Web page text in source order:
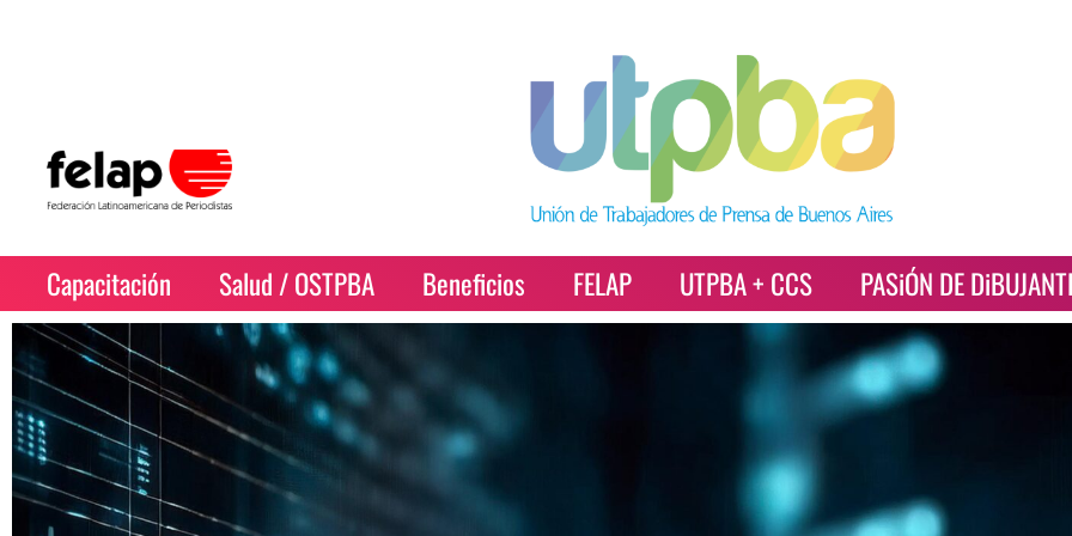
Capacitación Salud / OSTPBA Beneficios FELAP UTPBA + CCS PASiÓN DE